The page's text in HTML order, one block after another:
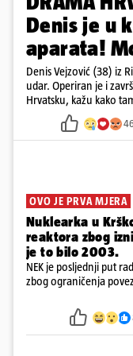
Denis je u
aparata!
Denis Vejzović (38) iz
udar. Operiran je i
Hrvatsku, kažu kako
'Imamo 72 sata'
OVO JE PRVA MJERA
Nuklearka u
reaktora zbog
je to bilo 2003.
NEK je posljednji put
zbog ograničenja
smanjenje snage bilo